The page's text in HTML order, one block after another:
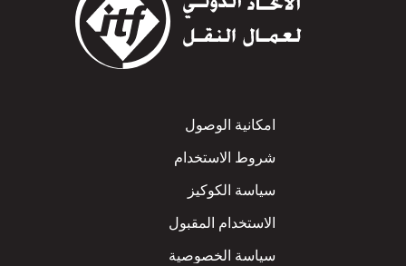
Footer
امكانية الوصول
شروط الاستخدام
سياسة الكوكيز
الاستخدام المقبول
سياسة الخصوصية